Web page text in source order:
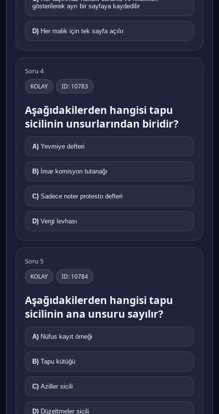
gösterilerek ayrı bir sayfaya kaydedilir
D) Her malik için tek sayfa açılır
Soru 4
KOLAY ID: 10783
Aşağıdakilerden hangisi tapu
sicilinin unsurlarından biridir?
A) Yevmiye defteri
B) İmar komisyon tutanağı
C) Sadece noter protesto defteri
D) Vergi levhası
Soru 5
KOLAY ID: 10784
Aşağıdakilerden hangisi tapu
sicilinin ana unsuru sayılır?
A) Nüfus kayıt örneği
B) Tapu kütüğü
C) Aziller sicili
D) Düzeltmeler sicili